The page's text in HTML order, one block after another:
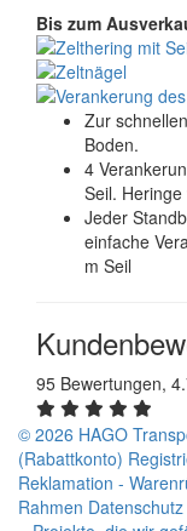
Bis zum
Zur
Boden.
4
Seil.
Jeder
einfache
m Seil
95 Bewertungen,
© 2026 HAGO
(Rabattkonto)
Reklamation -
Rahmen Datenschutz